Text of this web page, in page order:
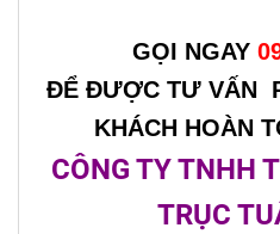
GỌI NGAY
ĐỂ ĐƯỢC TƯ VẤN
KHÁCH HOÀN
CÔNG TY TNHH
TRỤC